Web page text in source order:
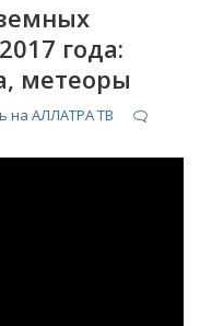
года:
метеоры
на АЛЛАТРА ТВ